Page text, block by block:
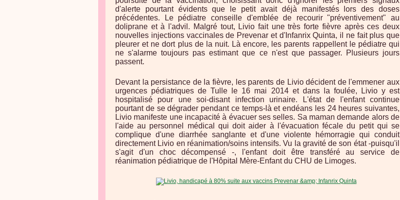
d'alerte pourtant évidents que le petit avait déjà manifestés lors des doses
précédentes. Le pédiatre conseille d'emblée de recourir "préventivement" au
doliprane et à l'advil. Malgré tout, Livio fait une très forte fièvre après ces deux
nouvelles injections vaccinales de Prevenar et d'Infanrix Quinta, il ne fait plus que
pleurer et ne dort plus de la nuit. Là encore, les parents rappellent le pédiatre qui
ne s'alarme toujours pas estimant que ce n'est que passager. Plusieurs jours
passent.
Devant la persistance de la fièvre, les parents de Livio décident de l'emmener aux
urgences pédiatriques de Tulle le 16 mai 2014 et dans la foulée, Livio y est
hospitalisé pour une soi-disant infection urinaire. L'état de l'enfant continue
pourtant de se dégrader pendant ce temps-là et endéans les 24 heures suivantes,
Livio manifeste une incapacité à évacuer ses selles. Sa maman demande alors de
l'aide au personnel médical qui doit aider à l'évacuation fécale du petit qui se
complique d'une diarrhée sanglante et d'une violente hémorragie qui conduit
directement Livio en réanimation/soins intensifs. Vu la gravité de son état -puisqu'il
s'agit d'un choc décompensé -, l'enfant doit être transféré au service de
réanimation pédiatrique de l'Hôpital Mère-Enfant du CHU de Limoges.